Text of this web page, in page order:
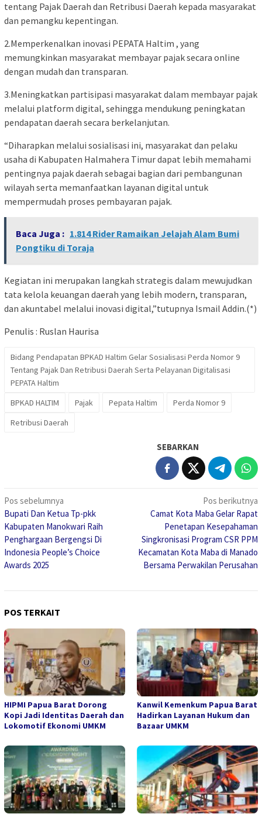
tentang Pajak Daerah dan Retribusi Daerah kepada masyarakat
dan pemangku kepentingan.
2.Memperkenalkan inovasi PEPATA Haltim , yang
memungkinkan masyarakat membayar pajak secara online
dengan mudah dan transparan.
3.Meningkatkan partisipasi masyarakat dalam membayar pajak
melalui platform digital, sehingga mendukung peningkatan
pendapatan daerah secara berkelanjutan.
“Diharapkan melalui sosialisasi ini, masyarakat dan pelaku
usaha di Kabupaten Halmahera Timur dapat lebih memahami
pentingnya pajak daerah sebagai bagian dari pembangunan
wilayah serta memanfaatkan layanan digital untuk
mempermudah proses pembayaran pajak.
Baca Juga : 1.814 Rider Ramaikan Jelajah Alam Bumi
Pongtiku di Toraja
Kegiatan ini merupakan langkah strategis dalam mewujudkan
tata kelola keuangan daerah yang lebih modern, transparan,
dan akuntabel melalui inovasi digital,”tutupnya Ismail Addin.(*)
Penulis : Ruslan Haurisa
Bidang Pendapatan BPKAD Haltim Gelar Sosialisasi Perda Nomor 9
Tentang Pajak Dan Retribusi Daerah Serta Pelayanan Digitalisasi
PEPATA Haltim
BPKAD HALTIM
Pajak Pepata Haltim
Perda Nomor 9
Retribusi Daerah
SEBARKAN
Navigasi
pos
Pos sebelumnya
Bupati Dan Ketua Tp-pkk
Kabupaten Manokwari Raih
Penghargaan Bergengsi Di
Indonesia People’s Choice
Awards 2025
Pos berikutnya
Camat Kota Maba Gelar Rapat
Penetapan Kesepahaman
Singkronisasi Program CSR PPM
Kecamatan Kota Maba di Manado
Bersama Perwakilan Perusahan
POS TERKAIT
HIPMI Papua Barat Dorong
Kopi Jadi Identitas Daerah dan
Lokomotif Ekonomi UMKM
Kanwil Kemenkum Papua Barat
Hadirkan Layanan Hukum dan
Bazaar UMKM